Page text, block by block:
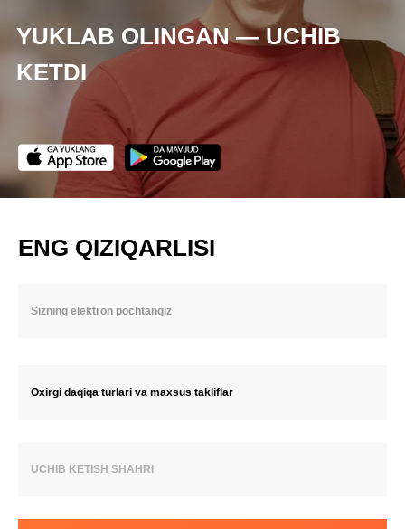
YUKLAB OLINGAN — UCHIB
KETDI
ENG QIZIQARLISI
Oxirgi daqiqa turlari va maxsus takliflar
UCHIB KETISH SHAHRI